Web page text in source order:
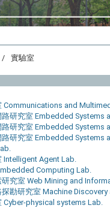
實驗室
Communications and
研究室 Embedded Systems
研究室 Embedded Systems
研究室 Embedded Systems
Intelligent Agent Lab.
Computing Lab.
究室 Web Mining and
勘研究室 Machine
Cyber-physical systems Lab.